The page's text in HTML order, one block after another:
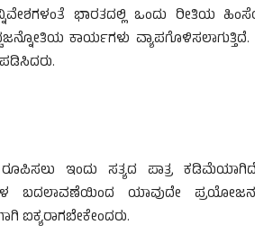
ಭಾರತದಲ್ಲಿ ಒಂದು ರೀತಿಯ
ಕಾರ್ಯಗಳು
ಇಂದು ಸತ್ಯದ ಪಾತ್ರ
ಬದಲಾವಣೆಯಿಂದ ಯಾವುದೇ
ಐಕ್ಯರಾಗಬೇಕೇಂದರು.